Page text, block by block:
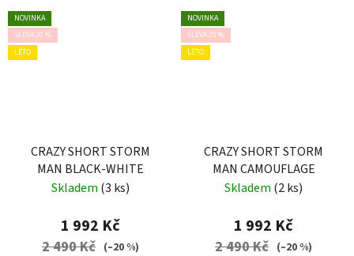
NOVINKA
SLEVA 20 %
LÉTO
CRAZY SHORT STORM
MAN BLACK-WHITE
Skladem (3 ks)
1 992 Kč
2 490 Kč (–20 %)
NOVINKA
SLEVA 20 %
LÉTO
CRAZY SHORT STORM
MAN CAMOUFLAGE
Skladem (2 ks)
1 992 Kč
2 490 Kč (–20 %)